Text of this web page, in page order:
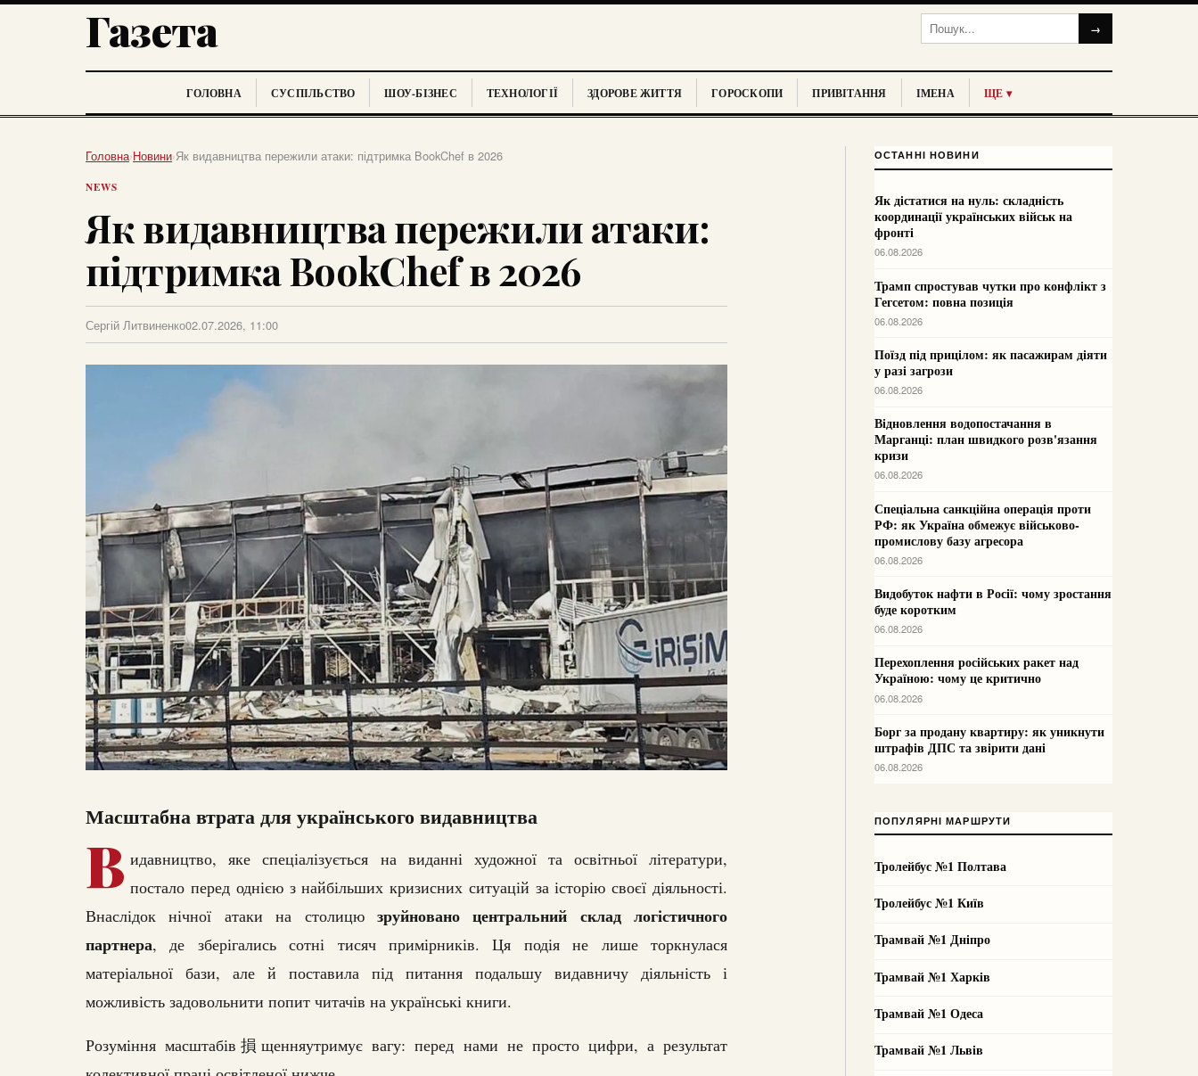
Газета →
ГОЛОВНА СУСПІЛЬСТВО ШОУ-БІЗНЕС ТЕХНОЛОГІЇ ЗДОРОВЕ ЖИТТЯ ГОРОСКОПИ ПРИВІТАННЯ ІМЕНА ЩЕ ▾
Головна›Новини›Як видавництва пережили атаки: підтримка BookChef в 2026
NEWS
Як видавництва пережили атаки:
підтримка BookChef в 2026
Сергій Литвиненко02.07.2026, 11:00
Масштабна втрата для українського видавництва
В идавництво, яке спеціалізується на виданні художної та освітньої літератури,
постало перед однією з найбільших кризисних ситуацій за історію своєї діяльності.
Внаслідок нічної атаки на столицю зруйновано центральний склад логістичного
партнера, де зберігались сотні тисяч примірників. Ця подія не лише торкнулася
матеріальної бази, але й поставила під питання подальшу видавничу діяльність і
можливість задовольнити попит читачів на українські книги.
Розуміння масштабів損щенняутримує вагу: перед нами не просто цифри, а результат
ОСТАННІ НОВИНИ
Як дістатися на нуль: складність
координації українських військ на
фронті
06.08.2026
Трамп спростував чутки про конфлікт з
Гегсетом: повна позиція
06.08.2026
Поїзд під прицілом: як пасажирам діяти
у разі загрози
06.08.2026
Відновлення водопостачання в
Марганці: план швидкого розв'язання
кризи
06.08.2026
Спеціальна санкційна операція проти
РФ: як Україна обмежує військово-
промислову базу агресора
06.08.2026
Видобуток нафти в Росії: чому зростання
буде коротким
06.08.2026
Перехоплення російських ракет над
Україною: чому це критично
06.08.2026
Борг за продану квартиру: як уникнути
штрафів ДПС та звірити дані
06.08.2026
ПОПУЛЯРНІ МАРШРУТИ
Тролейбус №1 Полтава
Тролейбус №1 Київ
Трамвай №1 Дніпро
Трамвай №1 Харків
Трамвай №1 Одеса
Трамвай №1 Львів